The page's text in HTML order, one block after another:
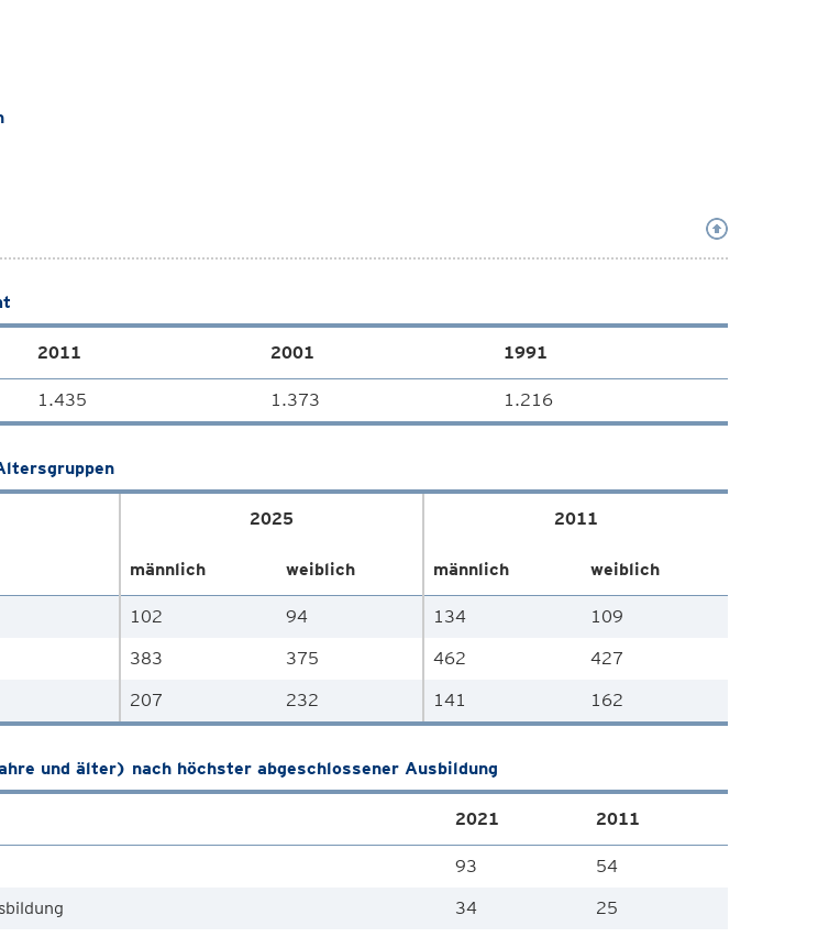
2011 2001 1991
1.435 1.373 1.216
2025 2011
männlich weiblich männlich weiblich
102 94 134
109
383 375 462
427
207 232 141 162
und älter) nach höchster abgeschlossener Ausbildung
2021 2011
93
54
34
25